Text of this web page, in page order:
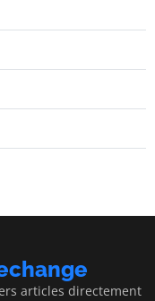
articles directement